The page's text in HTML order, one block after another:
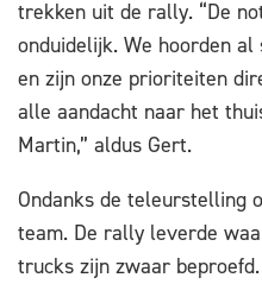
trekken uit de rally. “De
onduidelijk. We hoorden
en zijn onze prioriteiten
alle aandacht naar het
Martin,” aldus Gert.
Ondanks de teleurstelling
team. De rally leverde
trucks zijn zwaar